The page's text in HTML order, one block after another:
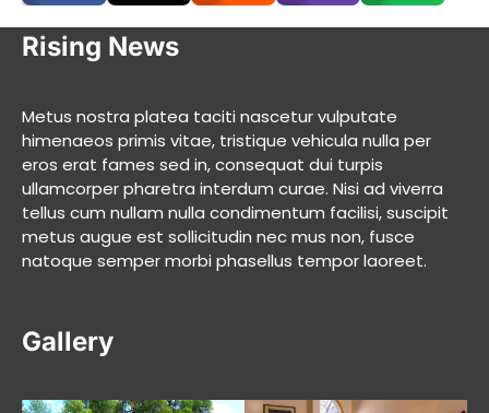
Rising News
Metus nostra platea taciti nascetur vulputate
himenaeos primis vitae, tristique vehicula nulla per
eros erat fames sed in, consequat dui turpis
ullamcorper pharetra interdum curae. Nisi ad viverra
tellus cum nullam nulla condimentum facilisi, suscipit
metus augue est sollicitudin nec mus non, fusce
natoque semper morbi phasellus tempor laoreet.
Gallery